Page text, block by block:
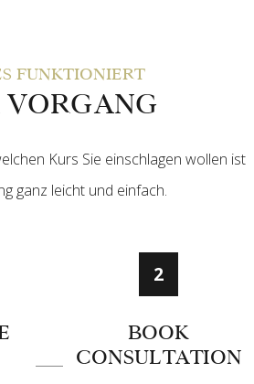
FUNKTIONIERT
VORGANG
Kurs Sie einschlagen wollen ist
ganz leicht und einfach.
2
BOOK
CONSULTATION